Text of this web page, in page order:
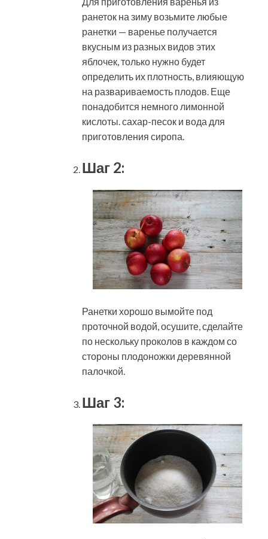
ранеток на зиму возьмите любые
ранетки — варенье получается
вкусным из разных видов этих
яблочек, только нужно будет
определить их плотность, влияющую
на развариваемость плодов. Еще
понадобится немного лимонной
кислоты. сахар-песок и вода для
приготовления сиропа.
Шаг 2:
Ранетки хорошо вымойте под
проточной водой, осушите, сделайте
по нескольку проколов в каждом со
стороны плодоножки деревянной
палочкой.
Шаг 3: